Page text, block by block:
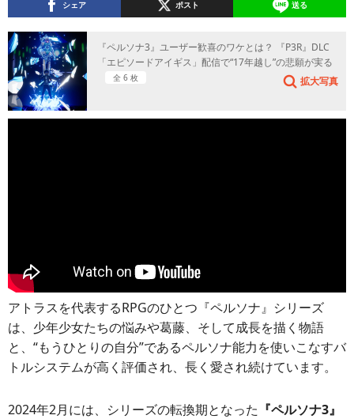
シェア ポスト 送る
『ペルソナ3』ユーザー歓喜のワケとは？ 『P3R』DLC
「エピソードアイギス」配信で“17年越し”の悲願が実る
全 6 枚 拡大写真
アトラスを代表するRPGのひとつ『ペルソナ』シリーズ
は、少年少女たちの悩みや葛藤、そして成長を描く物語
と、“もうひとりの自分”であるペルソナ能力を使いこなすバ
トルシステムが高く評価され、長く愛され続けています。
2024年2月には、シリーズの転換期となった 『ペルソナ3』